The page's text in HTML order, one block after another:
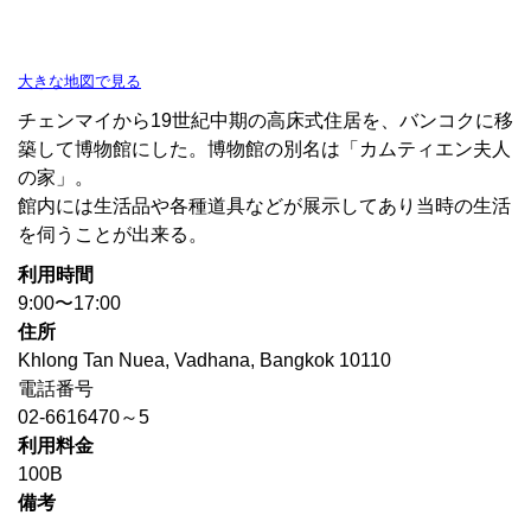
大きな地図で見る
チェンマイから19世紀中期の高床式住居を、バンコクに移
築して博物館にした。博物館の別名は「カムティエン夫人
の家」。
館内には生活品や各種道具などが展示してあり当時の生活
を伺うことが出来る。
利用時間
9:00〜17:00
住所
Khlong Tan Nuea, Vadhana, Bangkok 10110
電話番号
02-6616470～5
利用料金
100B
備考